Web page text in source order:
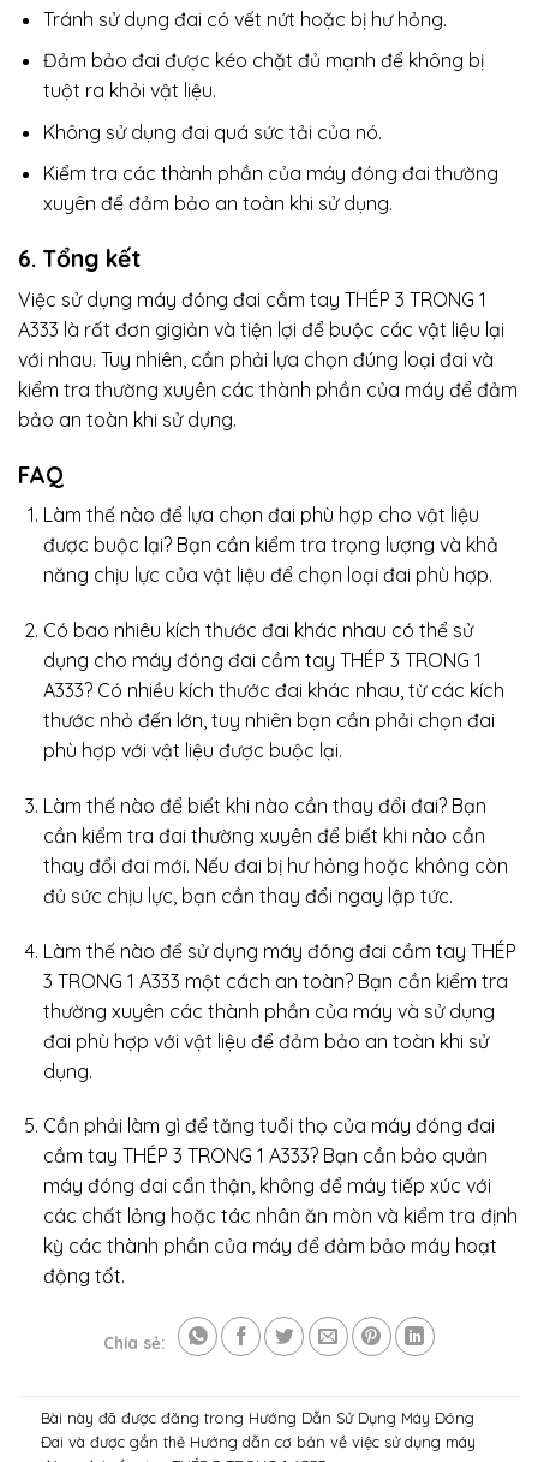
Tránh sử dụng đai có vết nứt hoặc bị hư hỏng.
Đảm bảo đai được kéo chặt đủ mạnh để không bị
tuột ra khỏi vật liệu.
Không sử dụng đai quá sức tải của nó.
Kiểm tra các thành phần của máy đóng đai thường
xuyên để đảm bảo an toàn khi sử dụng.
6. Tổng kết
Việc sử dụng máy đóng đai cầm tay THÉP 3 TRONG 1
A333 là rất đơn gigiản và tiện lợi để buộc các vật liệu lại
với nhau. Tuy nhiên, cần phải lựa chọn đúng loại đai và
kiểm tra thường xuyên các thành phần của máy để đảm
bảo an toàn khi sử dụng.
FAQ
Làm thế nào để lựa chọn đai phù hợp cho vật liệu
được buộc lại? Bạn cần kiểm tra trọng lượng và khả
năng chịu lực của vật liệu để chọn loại đai phù hợp.
Có bao nhiêu kích thước đai khác nhau có thể sử
dụng cho máy đóng đai cầm tay THÉP 3 TRONG 1
A333? Có nhiều kích thước đai khác nhau, từ các kích
thước nhỏ đến lớn, tuy nhiên bạn cần phải chọn đai
phù hợp với vật liệu được buộc lại.
Làm thế nào để biết khi nào cần thay đổi đai? Bạn
cần kiểm tra đai thường xuyên để biết khi nào cần
thay đổi đai mới. Nếu đai bị hư hỏng hoặc không còn
đủ sức chịu lực, bạn cần thay đổi ngay lập tức.
Làm thế nào để sử dụng máy đóng đai cầm tay THÉP
3 TRONG 1 A333 một cách an toàn? Bạn cần kiểm tra
thường xuyên các thành phần của máy và sử dụng
đai phù hợp với vật liệu để đảm bảo an toàn khi sử
dụng.
Cần phải làm gì để tăng tuổi thọ của máy đóng đai
cầm tay THÉP 3 TRONG 1 A333? Bạn cần bảo quản
máy đóng đai cẩn thận, không để máy tiếp xúc với
các chất lỏng hoặc tác nhân ăn mòn và kiểm tra định
kỳ các thành phần của máy để đảm bảo máy hoạt
động tốt.
Chia sẻ:
Bài này đã được đăng trong Hướng Dẫn Sử Dụng Máy Đóng
Đai và được gắn thẻ Hướng dẫn cơ bản về việc sử dụng máy